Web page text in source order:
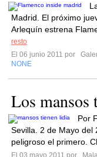
Madrid. El próximo
Arlequín estrena
resto
El 06 junio 2011 por
NONE
Los mansos
Por
Sevilla. 2 de Mayo del
peligroso el primero.
El 03 mayo 2011 por